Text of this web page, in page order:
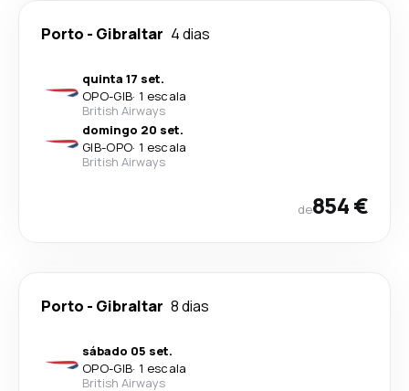
Porto - Gibraltar 4 dias
quinta 17 set.
OPO-GIB· 1 escala
British Airways
domingo 20 set.
GIB-OPO· 1 escala
British Airways
de854 €
Porto - Gibraltar 8 dias
sábado 05 set.
OPO-GIB· 1 escala
British Airways